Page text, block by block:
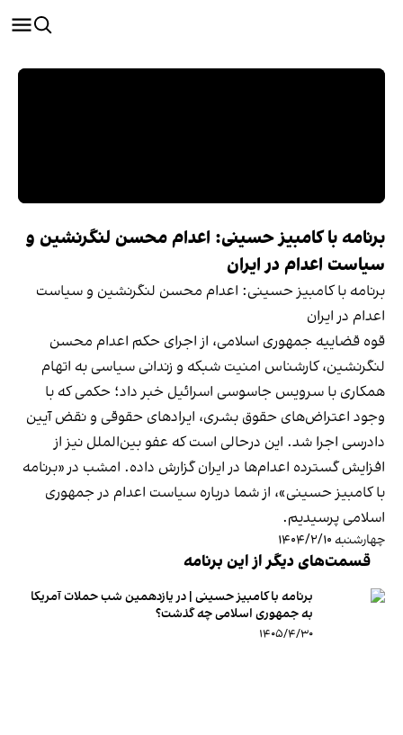
برنامه با کامبیز حسینی: اعدام محسن لنگرنشین و
سیاست اعدام در ایران
برنامه با کامبیز حسینی: اعدام محسن لنگرنشین و سیاست
اعدام در ایران
قوه قضاییه جمهوری اسلامی، از اجرای حکم اعدام محسن
لنگرنشین، کارشناس امنیت شبکه و زندانی سیاسی به اتهام
همکاری با سرویس جاسوسی اسرائیل خبر داد؛ حکمی که با
وجود اعتراض‌های حقوق بشری، ایراد‌های حقوقی و نقض آیین
دادرسی اجرا شد. این درحالی است که عفو بین‌الملل نیز از
افزایش گسترده اعدام‌ها در ایران گزارش داده. امشب در «برنامه
با کامبیز حسینی»، از شما درباره سیاست اعدام در جمهوری
اسلامی پرسیدیم.
چهارشنبه ۱۴۰۴/۲/۱۰
قسمت‌های دیگر از این برنامه
برنامه با کامبیز حسینی | در یازدهمین شب حملات آمریکا
به جمهوری اسلامی چه گذشت؟
۱۴۰۵/۴/۳۰